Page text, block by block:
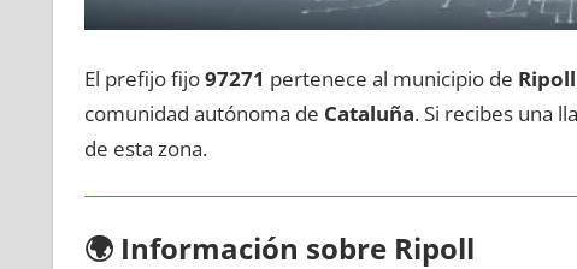
El prefijo fijo97271 pertenece al municipio dе Ripoll
comunidad autónoma dе Cataluña. Si recibes una
dе esta zona.
🌍 Información sobre Ripoll